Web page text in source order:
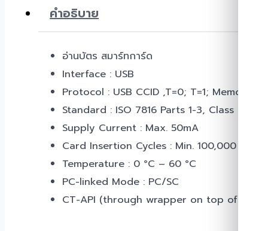
คำอธิบาย
อ่านบัตร สมาร์ทการ์ด
Interface : USB
Protocol : USB CCID ,T=0; T=1; Memory
Standard : ISO 7816 Parts 1-3, Class A, B,
Supply Current : Max. 50mA
Card Insertion Cycles : Min. 100,000
Temperature : 0 °C – 60 °C
PC-linked Mode : PC/SC
CT-API (through wrapper on top of PC/SC)